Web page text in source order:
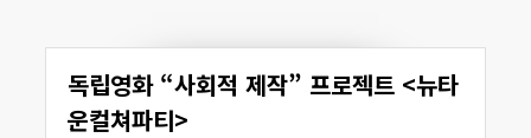
독립영화 “사회적 제작” 프로젝트 <뉴타
운컬쳐파티>